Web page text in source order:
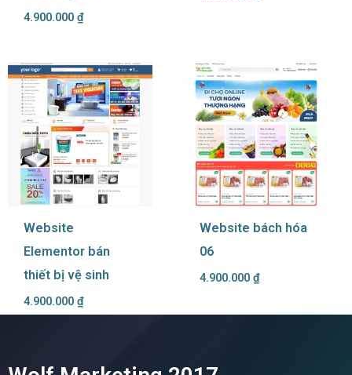
4.900.000 ₫
Website
Elementor bán
thiết bị vệ sinh
4.900.000 ₫
Website bách hóa
06
4.900.000 ₫